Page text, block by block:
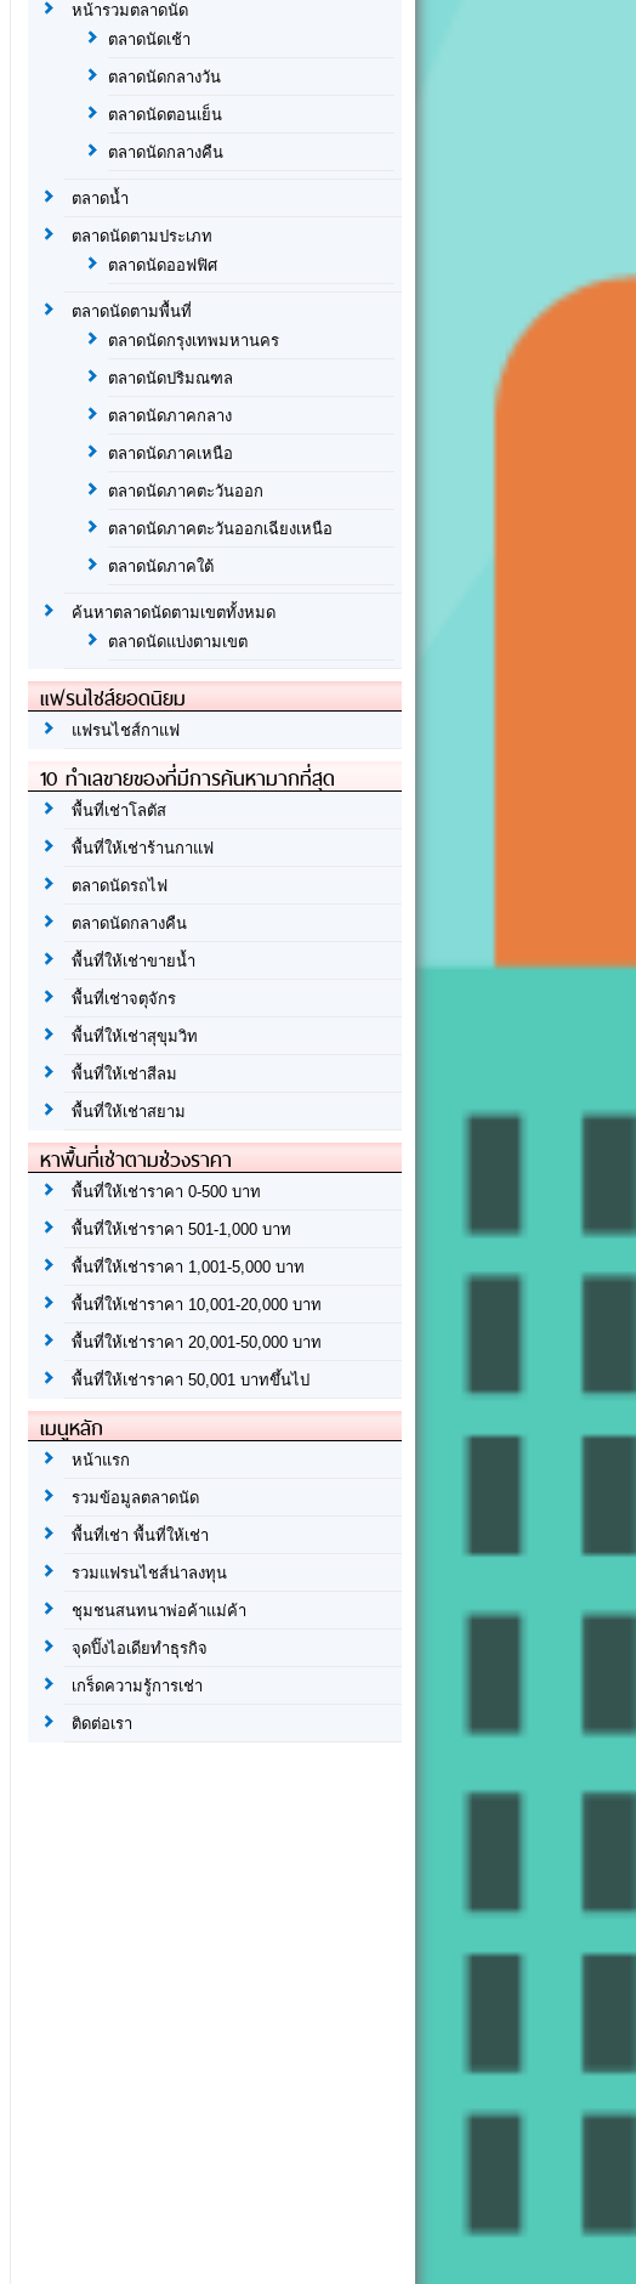
หน้ารวมตลาดนัด
ตลาดนัดเช้า
ตลาดนัดกลางวัน
ตลาดนัดตอนเย็น
ตลาดนัดกลางคืน
ตลาดน้ำ
ตลาดนัดตามประเภท
ตลาดนัดออฟฟิศ
ตลาดนัดตามพื้นที่
ตลาดนัดกรุงเทพมหานคร
ตลาดนัดปริมณฑล
ตลาดนัดภาคกลาง
ตลาดนัดภาคเหนือ
ตลาดนัดภาคตะวันออก
ตลาดนัดภาคตะวันออกเฉียงเหนือ
ตลาดนัดภาคใต้
ค้นหาตลาดนัดตามเขตทั้งหมด
ตลาดนัดแบ่งตามเขต
แฟรนไชส์ยอดนิยม
แฟรนไชส์กาแฟ
10 ทำเลขายของที่มีการค้นหามากที่สุด
พื้นที่เช่าโลตัส
พื้นที่ให้เช่าร้านกาแฟ
ตลาดนัดรถไฟ
ตลาดนัดกลางคืน
พื้นที่ให้เช่าขายน้ำ
พื้นที่เช่าจตุจักร
พื้นที่ให้เช่าสุขุมวิท
พื้นที่ให้เช่าสีลม
พื้นที่ให้เช่าสยาม
หาพื้นที่เช่าตามช่วงราคา
พื้นที่ให้เช่าราคา 0-500 บาท
พื้นที่ให้เช่าราคา 501-1,000 บาท
พื้นที่ให้เช่าราคา 1,001-5,000 บาท
พื้นที่ให้เช่าราคา 10,001-20,000 บาท
พื้นที่ให้เช่าราคา 20,001-50,000 บาท
พื้นที่ให้เช่าราคา 50,001 บาทขึ้นไป
เมนูหลัก
หน้าแรก
รวมข้อมูลตลาดนัด
พื้นที่เช่า พื้นที่ให้เช่า
รวมแฟรนไชส์น่าลงทุน
ชุมชนสนทนาพ่อค้าแม่ค้า
จุดปิ๊งไอเดียทำธุรกิจ
เกร็ดความรู้การเช่า
ติดต่อเรา